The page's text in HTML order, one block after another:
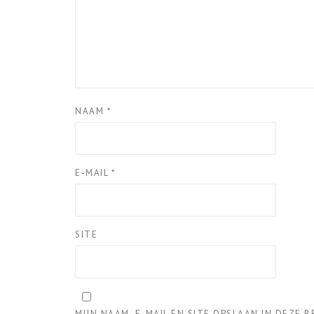
NAAM *
E-MAIL *
SITE